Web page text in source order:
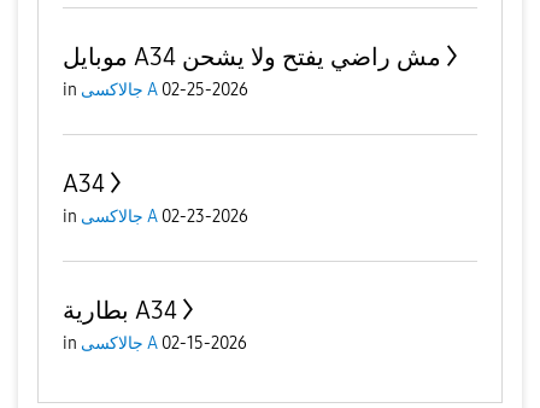
موبايل A34 مش راضي يفتح ولا يشحن
in جالاكسى A 02-25-2026
A34
in جالاكسى A 02-23-2026
بطارية A34
in جالاكسى A 02-15-2026